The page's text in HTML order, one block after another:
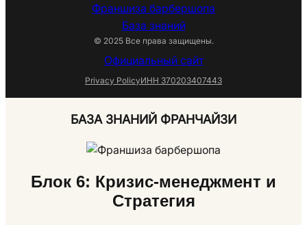
Франшиза барбершопа
База знаний
© 2025 Все права защищены.
Официальный сайт
Privacy PolicyИНН 370203407443
БАЗА ЗНАНИЙ ФРАНЧАЙЗИ
Блок 6: Кризис-менеджмент и
Стратегия